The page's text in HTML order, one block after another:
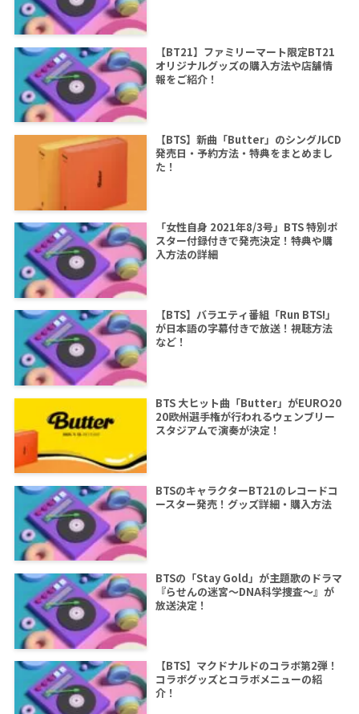
【BT21】ファミリーマート限定BT21
オリジナルグッズの購入方法や店舗情
報をご紹介！
【BTS】新曲「Butter」のシングルCD
発売日・予約方法・特典をまとめまし
た！
「女性自身 2021年8/3号」BTS 特別ポ
スター付録付きで発売決定！特典や購
入方法の詳細
【BTS】バラエティ番組「Run BTS!」
が日本語の字幕付きで放送！視聴方法
など！
BTS 大ヒット曲「Butter」がEURO20
20欧州選手権が行われるウェンブリー
スタジアムで演奏が決定！
BTSのキャラクターBT21のレコードコ
ースター発売！グッズ詳細・購入方法
BTSの「Stay Gold」が主題歌のドラマ
『らせんの迷宮～DNA科学捜査～』が
放送決定！
【BTS】マクドナルドのコラボ第2弾！
コラボグッズとコラボメニューの紹
介！